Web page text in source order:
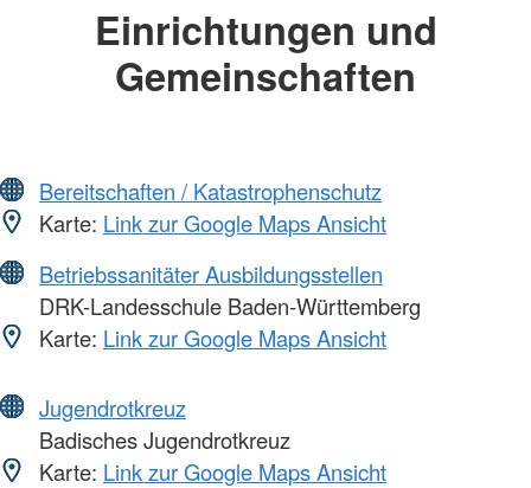
Einrichtungen und
Gemeinschaften
Bereitschaften / Katastrophenschutz
Karte: Link zur Google Maps Ansicht
Betriebssanitäter Ausbildungsstellen
DRK-Landesschule Baden-Württemberg
Karte: Link zur Google Maps Ansicht
Jugendrotkreuz
Badisches Jugendrotkreuz
Karte: Link zur Google Maps Ansicht